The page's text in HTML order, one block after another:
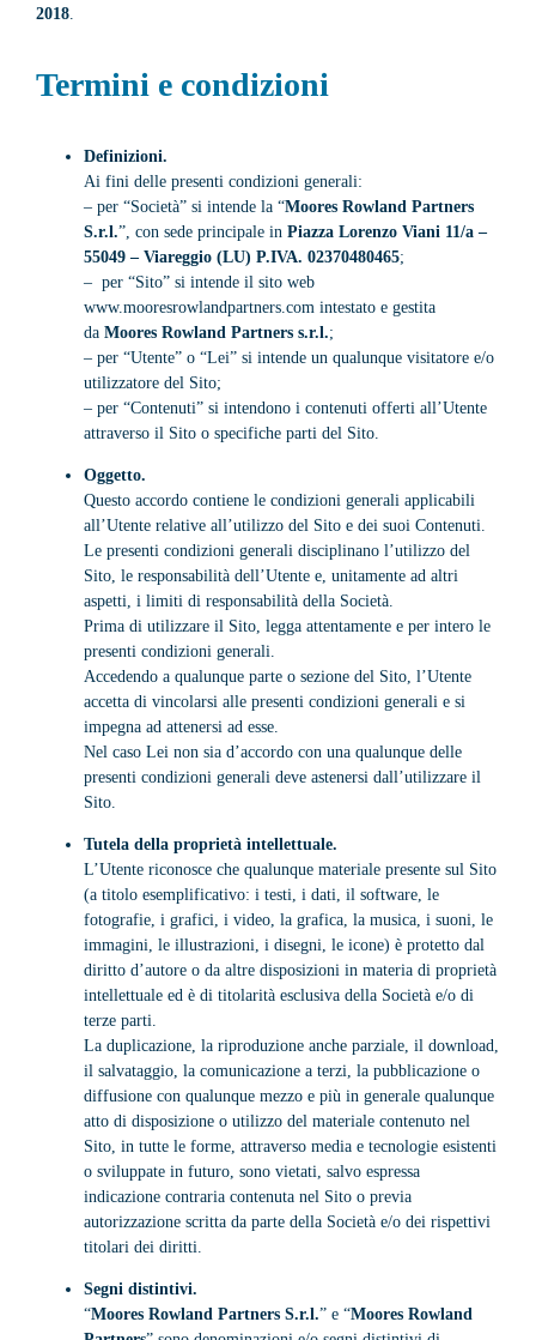
2018.
Termini e condizioni
Definizioni.
Ai fini delle presenti condizioni generali:
– per “Società” si intende la “Moores Rowland Partners
S.r.l.”, con sede principale in Piazza Lorenzo Viani 11/a –
55049 – Viareggio (LU) P.IVA. 02370480465;
– per “Sito” si intende il sito web
www.mooresrowlandpartners.com intestato e gestita
da Moores Rowland Partners s.r.l.;
– per “Utente” o “Lei” si intende un qualunque visitatore e/o
utilizzatore del Sito;
– per “Contenuti” si intendono i contenuti offerti all’Utente
attraverso il Sito o specifiche parti del Sito.
Oggetto.
Questo accordo contiene le condizioni generali applicabili
all’Utente relative all’utilizzo del Sito e dei suoi Contenuti.
Le presenti condizioni generali disciplinano l’utilizzo del
Sito, le responsabilità dell’Utente e, unitamente ad altri
aspetti, i limiti di responsabilità della Società.
Prima di utilizzare il Sito, legga attentamente e per intero le
presenti condizioni generali.
Accedendo a qualunque parte o sezione del Sito, l’Utente
accetta di vincolarsi alle presenti condizioni generali e si
impegna ad attenersi ad esse.
Nel caso Lei non sia d’accordo con una qualunque delle
presenti condizioni generali deve astenersi dall’utilizzare il
Sito.
Tutela della proprietà intellettuale.
L’Utente riconosce che qualunque materiale presente sul Sito
(a titolo esemplificativo: i testi, i dati, il software, le
fotografie, i grafici, i video, la grafica, la musica, i suoni, le
immagini, le illustrazioni, i disegni, le icone) è protetto dal
diritto d’autore o da altre disposizioni in materia di proprietà
intellettuale ed è di titolarità esclusiva della Società e/o di
terze parti.
La duplicazione, la riproduzione anche parziale, il download,
il salvataggio, la comunicazione a terzi, la pubblicazione o
diffusione con qualunque mezzo e più in generale qualunque
atto di disposizione o utilizzo del materiale contenuto nel
Sito, in tutte le forme, attraverso media e tecnologie esistenti
o sviluppate in futuro, sono vietati, salvo espressa
indicazione contraria contenuta nel Sito o previa
autorizzazione scritta da parte della Società e/o dei rispettivi
titolari dei diritti.
Segni distintivi.
“Moores Rowland Partners S.r.l.” e “Moores Rowland